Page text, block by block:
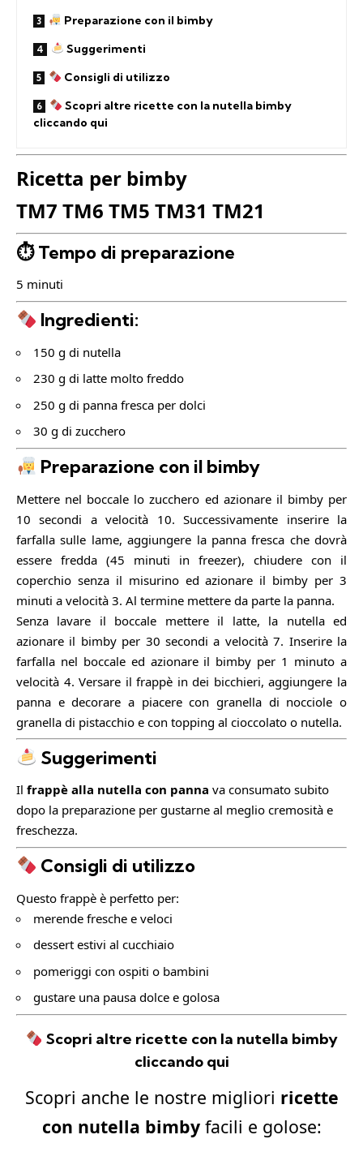
Preparazione con il bimby
Suggerimenti
Consigli di utilizzo
Scopri altre ricette con la nutella bimby
cliccando qui
Ricetta per bimby
TM7 TM6 TM5 TM31 TM21
⏱ Tempo di preparazione
5 minuti
Ingredienti:
150 g di nutella
230 g di latte molto freddo
250 g di panna fresca per dolci
30 g di zucchero
Preparazione con il bimby
Mettere nel boccale lo zucchero ed azionare il bimby per
10 secondi a velocità 10. Successivamente inserire la
farfalla sulle lame, aggiungere la panna fresca che dovrà
essere fredda (45 minuti in freezer), chiudere con il
coperchio senza il misurino ed azionare il bimby per 3
minuti a velocità 3. Al termine mettere da parte la panna.
Senza lavare il boccale mettere il latte, la nutella ed
azionare il bimby per 30 secondi a velocità 7. Inserire la
farfalla nel boccale ed azionare il bimby per 1 minuto a
velocità 4. Versare il frappè in dei bicchieri, aggiungere la
panna e decorare a piacere con granella di nocciole o
granella di pistacchio e con topping al cioccolato o nutella.
Suggerimenti
Il frappè alla nutella con panna va consumato subito
dopo la preparazione per gustarne al meglio cremosità e
freschezza.
Consigli di utilizzo
Questo frappè è perfetto per:
merende fresche e veloci
dessert estivi al cucchiaio
pomeriggi con ospiti o bambini
gustare una pausa dolce e golosa
Scopri altre ricette con la nutella bimby
cliccando qui
Scopri anche le nostre migliori ricette
con nutella bimbyfacili e golose: